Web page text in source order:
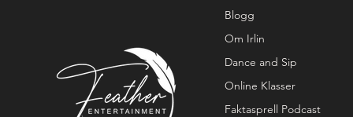
Blogg
Om Irlin
Dance and Sip
Online Klasser
Faktasprell Podcast